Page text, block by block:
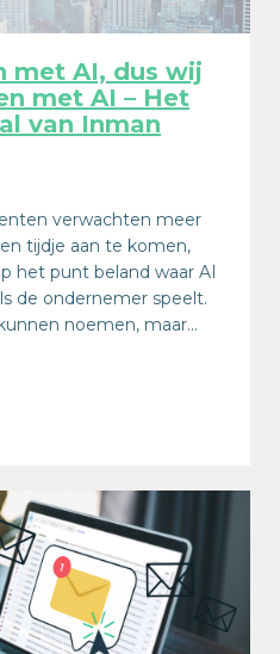
met AI, dus wij
met AI – Het
van Inman
verwachten meer
tijdje aan te komen,
het punt beland waar AI
de ondernemer speelt.
noemen, maar…